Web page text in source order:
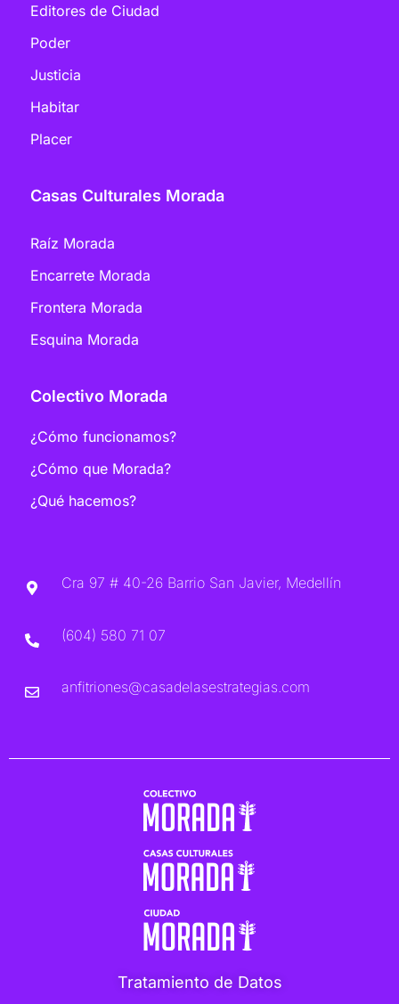
Editores de Ciudad
Poder
Justicia
Habitar
Placer
Casas Culturales Morada
Raíz Morada
Encarrete Morada
Frontera Morada
Esquina Morada
Colectivo Morada
¿Cómo funcionamos?
¿Cómo que Morada?
¿Qué hacemos?
Cra 97 # 40-26 Barrio San Javier, Medellín
(604) 580 71 07
anfitriones@casadelasestrategias.com
Tratamiento de Datos